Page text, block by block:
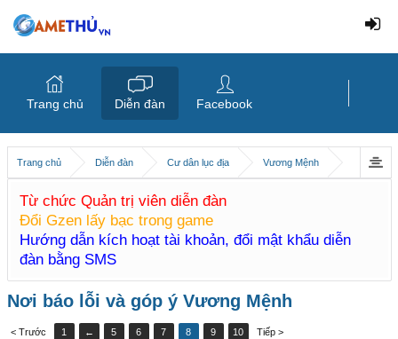
Trang chủ Diễn đàn Cư dân lục địa Vương Mệnh
Từ chức Quản trị viên diễn đàn
Đổi Gzen lấy bạc trong game
Hướng dẫn kích hoạt tài khoản, đổi mật khẩu diễn
đàn bằng SMS
Nơi báo lỗi và góp ý Vương Mệnh
< Trước 1 ← 5 6 7 8 9 10 Tiếp >
Trang chủ Diễn đàn Facebook